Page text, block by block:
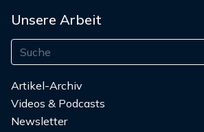
Unsere Arbeit
Artikel-Archiv
Videos & Podcasts
Newsletter